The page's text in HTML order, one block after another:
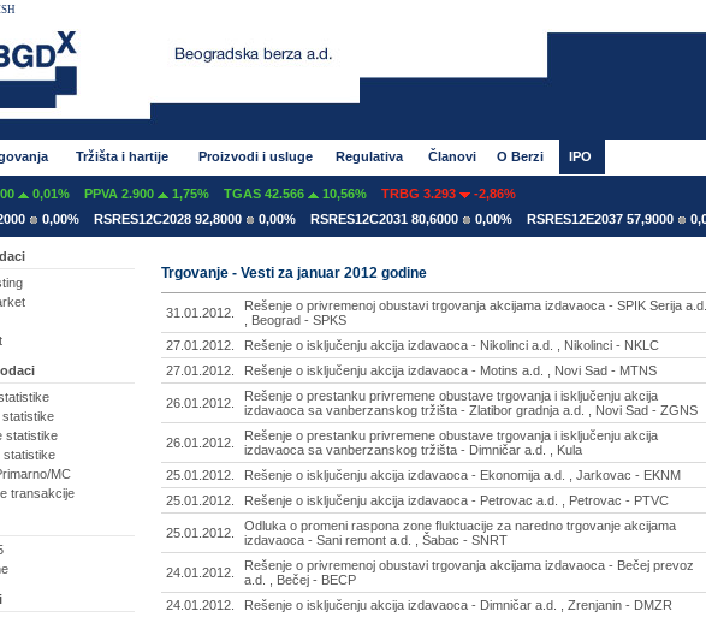
Tržišta i hartije Proizvodi i usluge Regulativa Članovi O Berzi IPO
0,01% PPVA 2.900 1,75% TGAS 42.566 10,56% TRBG 3.293
-2,86%
0,00% RSRES12C2028 92,8000 0,00% RSRES12C2031 80,6000 0,00% RSRES12E2037 57,9000 0,00%
statistike
statistike
statistike
MC
transakcije
Trgovanje - Vesti za januar 2012 godine
31.01.2012.
Rešenje o privremenoj obustavi trgovanja akcijama izdavaoca - SPIK Serija a.d.
, Beograd - SPKS
27.01.2012. Rešenje o isključenju akcija izdavaoca - Nikolinci a.d. , Nikolinci - NKLC
27.01.2012.
Rešenje o isključenju akcija izdavaoca - Motins a.d. , Novi Sad - MTNS
26.01.2012.
Rešenje o prestanku privremene obustave trgovanja i isključenju akcija
izdavaoca sa vanberzanskog tržišta - Zlatibor gradnja a.d. , Novi Sad - ZGNS
26.01.2012.
Rešenje o prestanku privremene obustave trgovanja i isključenju akcija
izdavaoca sa vanberzanskog tržišta - Dimničar a.d. , Kula
25.01.2012. Rešenje o isključenju akcija izdavaoca - Ekonomija a.d. , Jarkovac - EKNM
25.01.2012.
Rešenje o isključenju akcija izdavaoca - Petrovac a.d. , Petrovac - PTVC
25.01.2012.
Odluka o promeni raspona zone fluktuacije za naredno trgovanje akcijama
izdavaoca - Sani remont a.d. , Šabac - SNRT
24.01.2012.
Rešenje o privremenoj obustavi trgovanja akcijama izdavaoca - Bečej prevoz
a.d. , Bečej - BECP
24.01.2012. Rešenje o isključenju akcija izdavaoca - Dimničar a.d. , Zrenjanin - DMZR